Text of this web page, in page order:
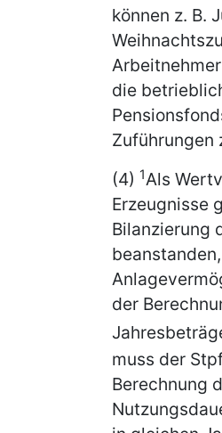
können z. B.
die
Zuführungen
(4) 1Als
Erzeugnisse
Bilanzierung
der
muss der
Berechnung